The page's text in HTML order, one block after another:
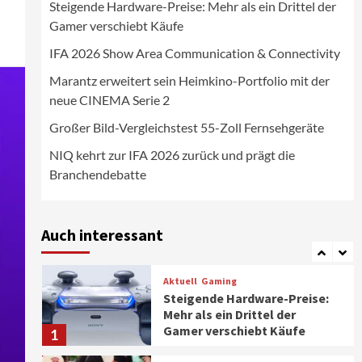
Steigende Hardware-Preise: Mehr als ein Drittel der
Gamer verschiebt Käufe
IFA 2026 Show Area Communication & Connectivity
Marantz erweitert sein Heimkino-Portfolio mit der
neue CINEMA Serie 2
Großer Bild-Vergleichstest 55-Zoll Fernsehgeräte
NIQ kehrt zur IFA 2026 zurück und prägt die
Branchendebatte
Auch interessant
5
Wirtschaft
NIQ kehrt zur IFA 2026 zurück
Branchendebatte
6
Aktuell
in strategisch wichtigen
Märkten aus
7
Ventilatoren
1
Aktuell Gaming
Steigende Hardware-Preise:
Mehr als ein Drittel der
Gamer verschiebt Käufe